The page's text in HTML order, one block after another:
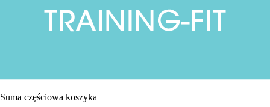
Suma częściowa koszyka